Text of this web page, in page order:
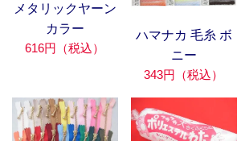
メタリックヤーン
カラー
616円（税込）
ハマナカ 毛糸 ボ
ニー
343円（税込）